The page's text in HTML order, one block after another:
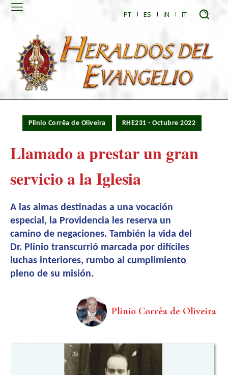
PT ES IN IT
Plinio Corrêa de Oliveira RHE231 - Octubre 2022
Llamado a prestar un gran
servicio a la Iglesia
A las almas destinadas a una vocación
especial, la Providencia les reserva un
camino de negaciones. También la vida del
Dr. Plinio transcurrió marcada por difíciles
luchas interiores, rumbo al cumplimiento
pleno de su misión.
Plinio Corrêa de Oliveira